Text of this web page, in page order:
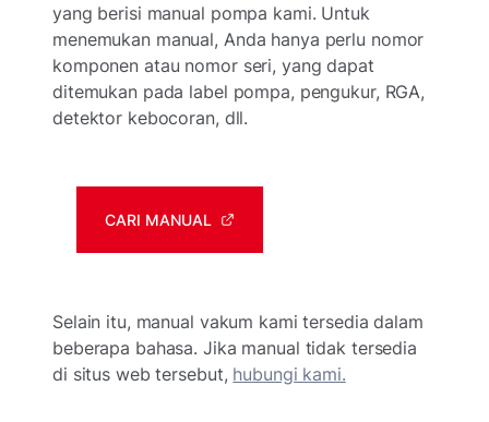
yang berisi manual pompa kami. Untuk
menemukan manual, Anda hanya perlu nomor
komponen atau nomor seri, yang dapat
ditemukan pada label pompa, pengukur, RGA,
detektor kebocoran, dll.
CARI MANUAL
Selain itu, manual vakum kami tersedia dalam
beberapa bahasa. Jika manual tidak tersedia
di situs web tersebut, hubungi kami.